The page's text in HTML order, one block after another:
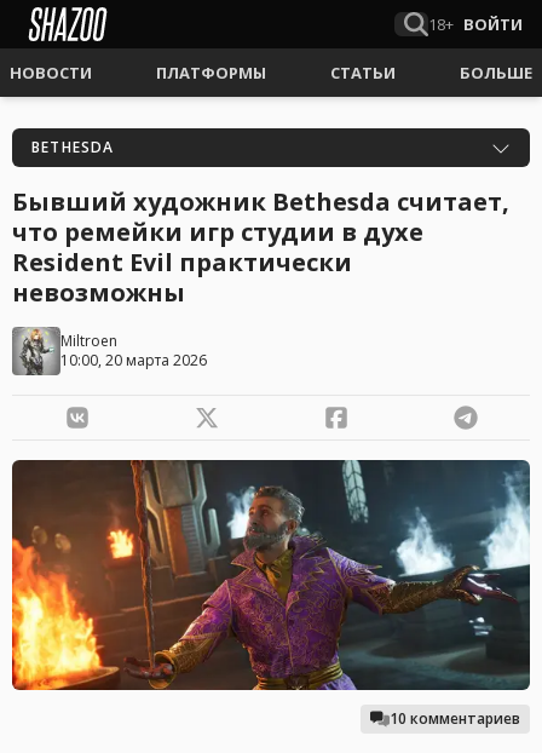
18+ ВОЙТИ
НОВОСТИ ПЛАТФОРМЫ СТАТЬИ БОЛЬШЕ
BETHESDA
Бывший художник Bethesda считает,
что ремейки игр студии в духе
Resident Evil практически
невозможны
Miltroen
10:00, 20 марта 2026
10 комментариев